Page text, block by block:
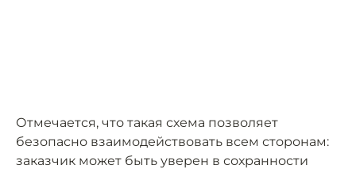
Отмечается, что такая схема позволяет
безопасно взаимодействовать всем сторонам:
заказчик может быть уверен в сохранности